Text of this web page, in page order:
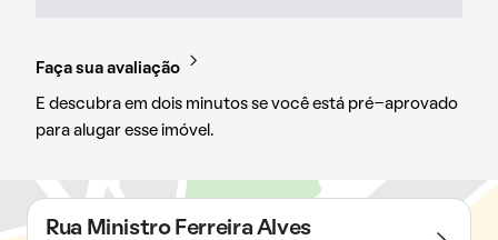
Faça sua avaliação
E descubra em dois minutos se você está pré-aprovado
para alugar esse imóvel.
Rua Ministro Ferreira Alves